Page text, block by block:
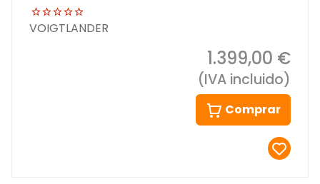
VOIGTLANDER
1.399,00 €
(IVA incluido)
Comprar